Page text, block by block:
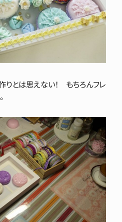
とは思えない！ もちろんフレ